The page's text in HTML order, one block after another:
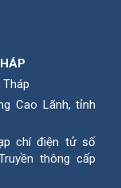
Cao Lãnh, tỉnh
chí điện tử số
thông cấp